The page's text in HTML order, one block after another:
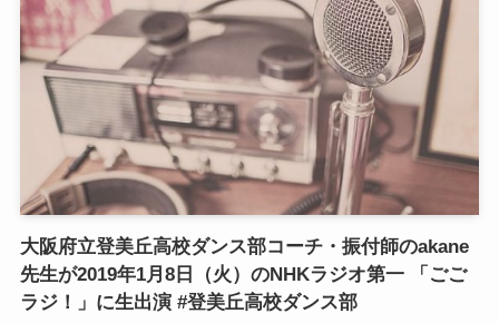
大阪府立登美丘高校ダンス部コーチ・振付師のakane
先生が2019年1月8日（火）のNHKラジオ第一 「ごご
ラジ！」に生出演 #登美丘高校ダンス部